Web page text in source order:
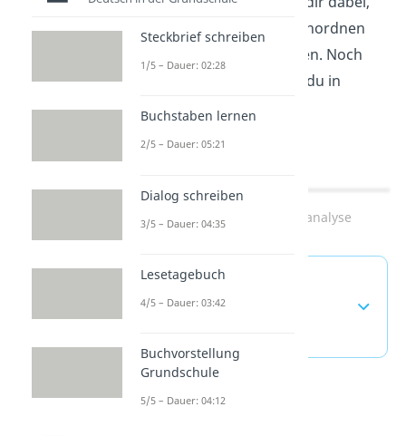
die Aussagen im Text einordnen
und bewerten zu können. Noch
mehr darüber erfährst du in
unserem
Beitrag zur
Steckbrief schreiben
1/5 – Dauer: 02:28
Buchstaben lernen
2/5 – Dauer: 05:21
Dialog schreiben
3/5 – Dauer: 04:35
Lesetagebuch
4/5 – Dauer: 03:42
Buchvorstellung
Grundschule
5/5 – Dauer: 04:12